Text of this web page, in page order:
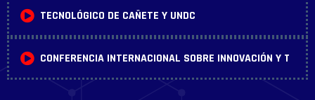
TECNOLÓGICO DE CAÑETE Y UNDC
CONFERENCIA INTERNACIONAL SOBRE INNOVACIÓN Y